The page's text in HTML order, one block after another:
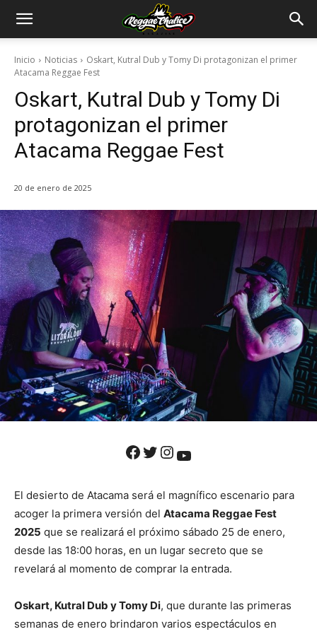
Inicio Noticias
Oskart, Kutral Dub y Tomy Di protagonizan el primer
Atacama Reggae Fest
Oskart, Kutral Dub y Tomy Di
protagonizan el primer
Atacama Reggae Fest
20 de enero de 2025
Facebook Twitter Instagram YouTube
El desierto de Atacama será el magnífico escenario para
acoger la primera versión del Atacama Reggae Fest
2025 que se realizará el próximo sábado 25 de enero,
desde las 18:00 horas, en un lugar secreto que se
revelará al momento de comprar la entrada.
Oskart, Kutral Dub y Tomy Di, que durante las primeras
semanas de enero brindaron varios espectáculos en